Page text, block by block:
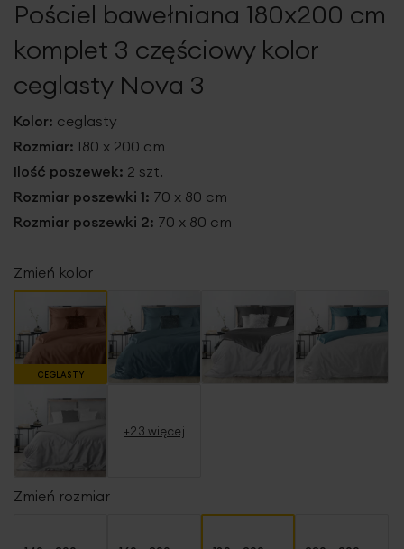
galeriiPościel bawełniana 180x200 cm
komplet 3 częściowy kolor
ceglasty Nova 3
Kolor: ceglasty
Rozmiar: 180 x 200 cm
Ilość poszewek: 2 szt.
Rozmiar poszewki 1: 70 x 80 cm
Rozmiar poszewki 2: 70 x 80 cm
Zmień kolor
CEGLASTY
+23 więcej
Zmień rozmiar